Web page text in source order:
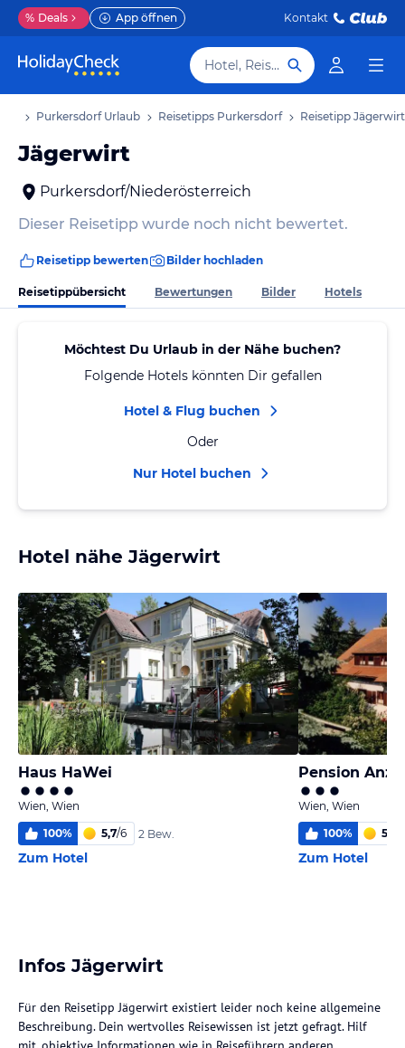
% Deals App öffnen Kontakt
Hotel, Reiseziel
Purkersdorf Urlaub Reisetipps Purkersdorf Reisetipp Jägerwirt
Jägerwirt
Purkersdorf/Niederösterreich
Dieser Reisetipp wurde noch nicht bewertet.
Reisetipp bewerten Bilder hochladen
Reisetippübersicht Bewertungen Bilder Hotels
Möchtest Du Urlaub in der Nähe buchen?
Folgende Hotels könnten Dir gefallen
Hotel & Flug buchen
Oder
Nur Hotel buchen
Hotel nähe Jägerwirt
Haus HaWei
Wien, Wien
100% 5,7/6 2 Bew.
Zum Hotel
Pension
Wien, Wien
100% 5,9
Zum Hotel
Infos Jägerwirt
Für den Reisetipp Jägerwirt existiert leider noch keine allgemeine
Beschreibung. Dein wertvolles Reisewissen ist jetzt gefragt. Hilf